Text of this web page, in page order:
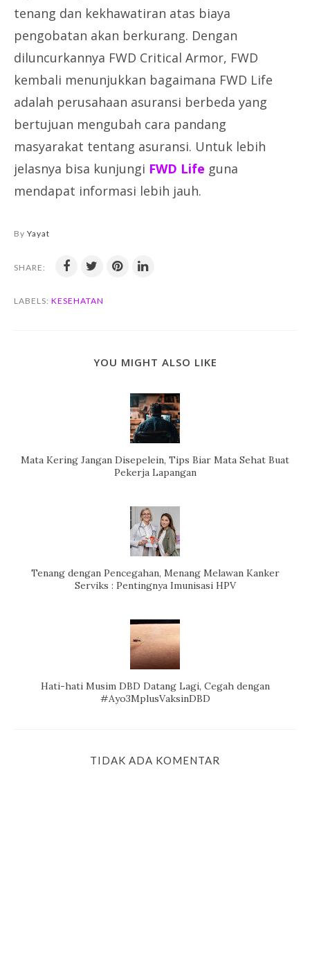
tenang dan kekhawatiran atas biaya
pengobatan akan berkurang. Dengan
diluncurkannya FWD Critical Armor, FWD
kembali menunjukkan bagaimana FWD Life
adalah perusahaan asuransi berbeda yang
bertujuan mengubah cara pandang
masyarakat tentang asuransi. Untuk lebih
jelasnya bisa kunjungi FWD Life guna
mendapat informasi lebih jauh.
By Yayat
SHARE:
LABELS: KESEHATAN
YOU MIGHT ALSO LIKE
Mata Kering Jangan Disepelein, Tips Biar Mata Sehat Buat
Pekerja Lapangan
Tenang dengan Pencegahan, Menang Melawan Kanker
Serviks : Pentingnya Imunisasi HPV
Hati-hati Musim DBD Datang Lagi, Cegah dengan
#Ayo3MplusVaksinDBD
TIDAK ADA KOMENTAR